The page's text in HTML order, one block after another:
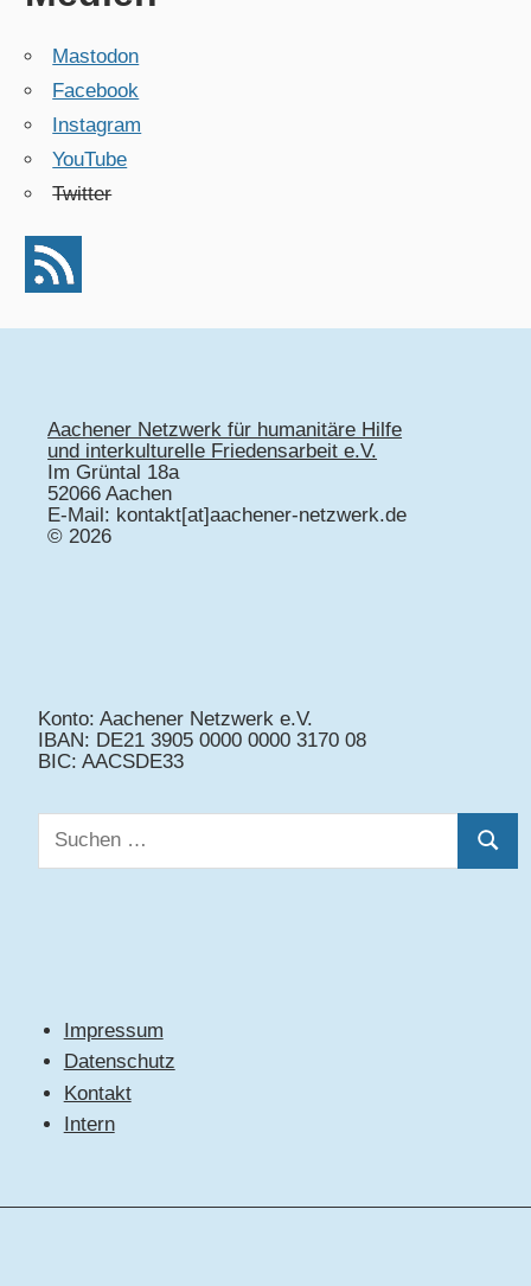
Mastodon
Facebook
Instagram
YouTube
Twitter
Aachener Netzwerk für humanitäre Hilfe
und interkulturelle Friedensarbeit e.V.
Im Grüntal 18a
52066 Aachen
E-Mail: kontakt[at]aachener-netzwerk.de
© 2026
Konto: Aachener Netzwerk e.V.
IBAN: DE21 3905 0000 0000 3170 08
BIC: AACSDE33
Suchen
nach:
Impressum
Datenschutz
Kontakt
Intern